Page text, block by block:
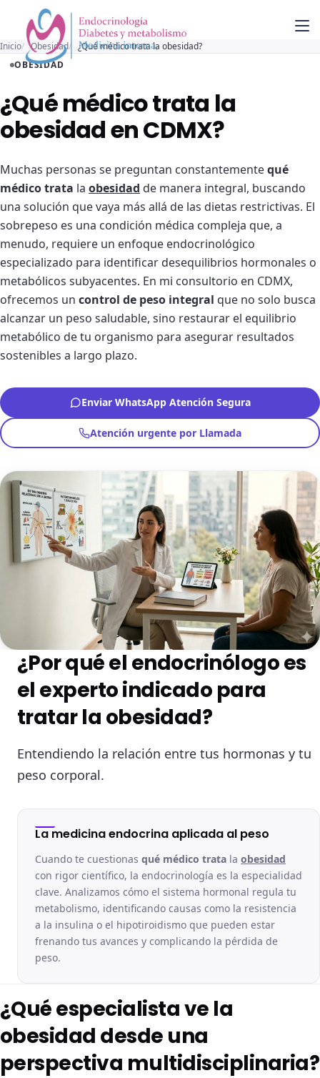
Inicio Obesidad
¿Qué médico trata la obesidad?
OBESIDAD
¿Qué médico trata la
obesidad en CDMX?
Muchas personas se preguntan constantementequé
médico trata la obesidad de manera integral, buscando
una solución que vaya más allá de las dietas restrictivas. El
sobrepeso es una condición médica compleja que, a
menudo, requiere un enfoque endocrinológico
especializado para identificar desequilibrios hormonales o
metabólicos subyacentes. En mi consultorio en CDMX,
ofrecemos un control de peso integral que no solo busca
alcanzar un peso saludable, sino restaurar el equilibrio
metabólico de tu organismo para asegurar resultados
sostenibles a largo plazo.
Enviar WhatsApp Atención Segura
Atención urgente por Llamada
¿Por qué el endocrinólogo es
el experto indicado para
tratar la obesidad?
Entendiendo la relación entre tus hormonas y tu
peso corporal.
La medicina endocrina aplicada al peso
Cuando te cuestionas qué médico trata la obesidad
con rigor científico, la endocrinología es la especialidad
clave. Analizamos cómo el sistema hormonal regula tu
metabolismo, identificando causas como la resistencia
a la insulina o el hipotiroidismo que pueden estar
frenando tus avances y complicando la pérdida de
peso.
¿Qué especialista ve la
obesidad desde una
perspectiva multidisciplinaria?